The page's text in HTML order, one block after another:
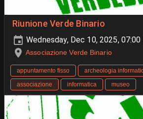
Riunione Verde Binario
Wednesday, Dec 10, 2025,
Associazione Verde Binario
appuntamento fisso archeologia
associazione
informatica museo